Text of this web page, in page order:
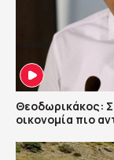
Θεοδωρικάκος:
οικονομία πιο